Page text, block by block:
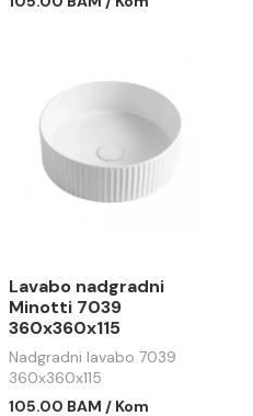
Lavabo nadgradni
Minotti 7039
360x360x115
Nadgradni lavabo 7039
360x360x115
105.00 BAM / Kom